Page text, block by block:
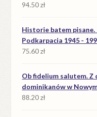
94.50zł
Historie batem pisane.
Podkarpacia 1945 -
75.60zł
Ob fidelium salutem.
dominikanów w
88.20zł